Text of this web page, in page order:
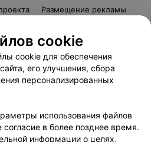
Размещение рекламы
Способы оплаты
Партнеры
103.by
данных
cookie
cookie для обеспечения
его улучшения, сбора
персонализированных
использования файлов
в более позднее время.
информации о целях,